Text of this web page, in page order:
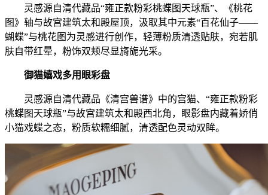
灵感源自清代藏品“雍正款粉彩桃蝶图天球瓶”、《桃花
图》轴与故宫建筑太和殿屋顶，汲取其中元素“百花仙子——
蝴蝶”与桃花图为灵感进行创作，轻薄粉质清透贴肤，宛若肌
肤自带红晕，粉饰双颊尽显旖旎光采。
御猫嬉戏多用眼彩盘
灵感源自清代藏品《清宫兽谱》中的宫猫、“雍正款粉彩
桃蝶图天球瓶”与故宫建筑太和殿西北角，眼影盘内藏着娇俏
小猫戏蝶之态，粉质软糯细腻，清透配色灵动双眸。